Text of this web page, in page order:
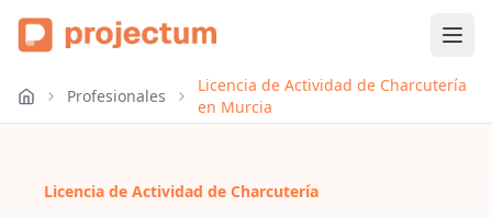
Profesionales
Licencia de Actividad de Charcutería
en Murcia
Licencia de Actividad de Charcutería